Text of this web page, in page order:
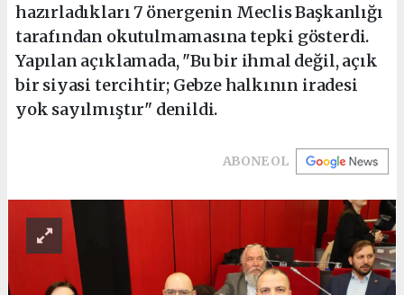
hazırladıkları 7 önergenin Meclis Başkanlığı
tarafından okutulmamasına tepki gösterdi.
Yapılan açıklamada, "Bu bir ihmal değil, açık
bir siyasi tercihtir; Gebze halkının iradesi
yok sayılmıştır" denildi.
ABONE OL